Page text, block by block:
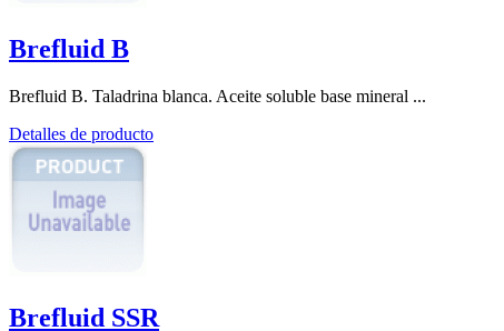
Brefluid B
Brefluid B. Taladrina blanca. Aceite soluble base mineral ...
Detalles de producto
Brefluid SSR